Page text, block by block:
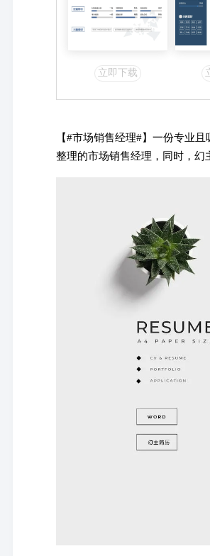
立即下载
【#市场销售经理#】一份专业
整理的市场销售经理，同时，